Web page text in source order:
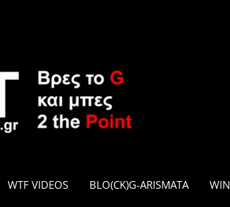
WTF VIDEOS BLO(CK)G-ARISMATA WIN